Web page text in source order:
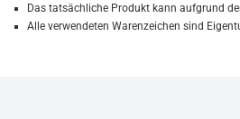
Das tatsächliche Produkt kann aufgrund
Alle verwendeten Warenzeichen sind